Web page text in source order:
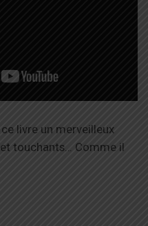
livre un merveilleux
touchants… Comme il